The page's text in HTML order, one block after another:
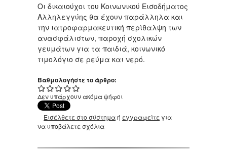
Οι δικαιούχοι του Κοινωνικού Εισοδήματος
Αλληλεγγύης θα έχουν παράλληλα και
την ιατροφαρμακευτική περίθαλψη των
ανασφάλιστων, παροχή σχολικών
γευμάτων για τα παιδιά, κοινωνικό
τιμολόγιο σε ρεύμα και νερό.
Βαθμολογήστε το άρθρο:
Δεν υπάρχουν ακόμα ψήφοι
Εισέλθετε στο σύστημαή εγγραφείτε για
να υποβάλετε σχόλια